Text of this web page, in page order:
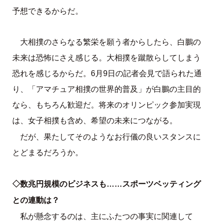
予想できるからだ。
大相撲のさらなる繁栄を願う者からしたら、白鵬の
未来は恐怖にさえ感じる。大相撲を蹴散らしてしまう
恐れを感じるからだ。6月9日の記者会見で語られた通
り、「アマチュア相撲の世界的普及」が白鵬の主目的
なら、もちろん歓迎だ。将来のオリンピック参加実現
は、女子相撲も含め、希望の未来につながる。
だが、果たしてそのようなお行儀の良いスタンスに
とどまるだろうか。
◇数兆円規模のビジネスも……スポーツベッティング
との連動は？
私が懸念するのは、主にふたつの事実に関連して